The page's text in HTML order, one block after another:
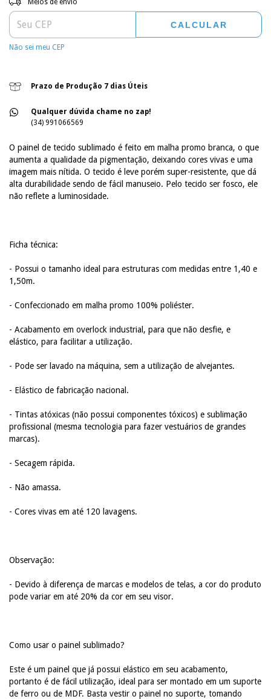
Meios de envio
CALCULAR
Não sei meu CEP
Prazo de Produção 7 dias Úteis
Qualquer dúvida chame no zap!
(34) 991066569
O painel de tecido sublimado é feito em malha promo branca, o que
aumenta a qualidade da pigmentação, deixando cores vivas e uma
imagem mais nítida. O tecido é leve porém super-resistente, que dá
alta durabilidade sendo de fácil manuseio. Pelo tecido ser fosco, ele
não reflete a luminosidade.
Ficha técnica:
- Possui o tamanho ideal para estruturas com medidas entre 1,40 e
1,50m.
- Confeccionado em malha promo 100% poliéster.
- Acabamento em overlock industrial, para que não desfie, e
elástico, para facilitar a utilização.
- Pode ser lavado na máquina, sem a utilização de alvejantes.
- Elástico de fabricação nacional.
- Tintas atóxicas (não possui componentes tóxicos) e sublimação
profissional (mesma tecnologia para fazer vestuários de grandes
marcas).
- Secagem rápida.
- Não amassa.
- Cores vivas em até 120 lavagens.
Observação:
- Devido à diferença de marcas e modelos de telas, a cor do produto
pode variar em até 20% da cor em seu visor.
Como usar o painel sublimado?
Este é um painel que já possui elástico em seu acabamento,
portanto é de fácil utilização, ideal para ser montado em um suporte
de ferro ou de MDF. Basta vestir o painel no suporte, tomando